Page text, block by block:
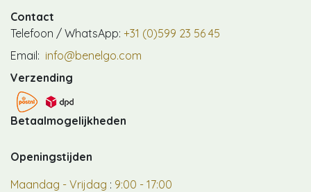
Contact
Telefoon / WhatsApp: +31 (0)599 23 56 45
Email: info@benelgo.com
Verzending
Betaalmogelijkheden
Openingstijden
Maandag - Vrijdag : 9:00 - 17:00